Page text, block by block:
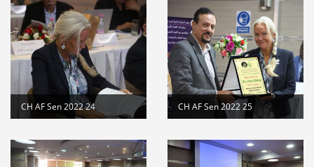
CH AF Sen 2022 24 CH AF Sen 2022 25